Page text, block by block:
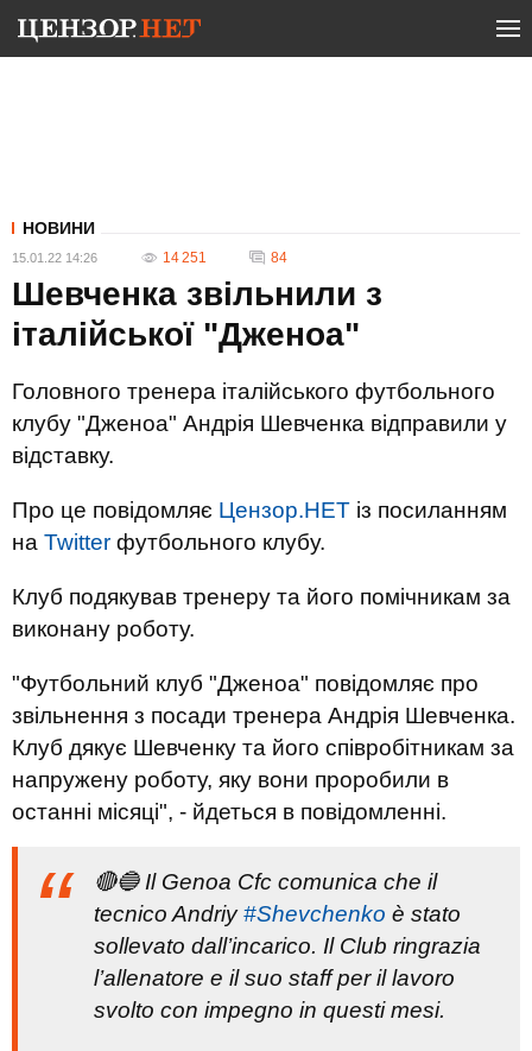
НОВИНИ
15.01.22 14:26 14 251 84
Шевченка звільнили з
італійської "Дженоа"
Головного тренера італійського футбольного
клубу "Дженоа" Андрія Шевченка відправили у
відставку.
Про це повідомляє Цензор.НЕТ із посиланням
на Twitter футбольного клубу.
Клуб подякував тренеру та його помічникам за
виконану роботу.
"Футбольний клуб "Дженоа" повідомляє про
звільнення з посади тренера Андрія Шевченка.
Клуб дякує Шевченку та його співробітникам за
напружену роботу, яку вони проробили в
останні місяці", - йдеться в повідомленні.
🔴🔵 Il Genoa Cfc comunica che il
tecnico Andriy#Shevchenko è stato
sollevato dall’incarico. Il Club ringrazia
l’allenatore e il suo staff per il lavoro
svolto con impegno in questi mesi.